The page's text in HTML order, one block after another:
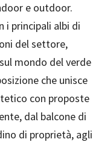
e outdoor.
i principali albi di
del settore,
mondo del verde
che unisce
con proposte
dal balcone di
di proprietà, agli